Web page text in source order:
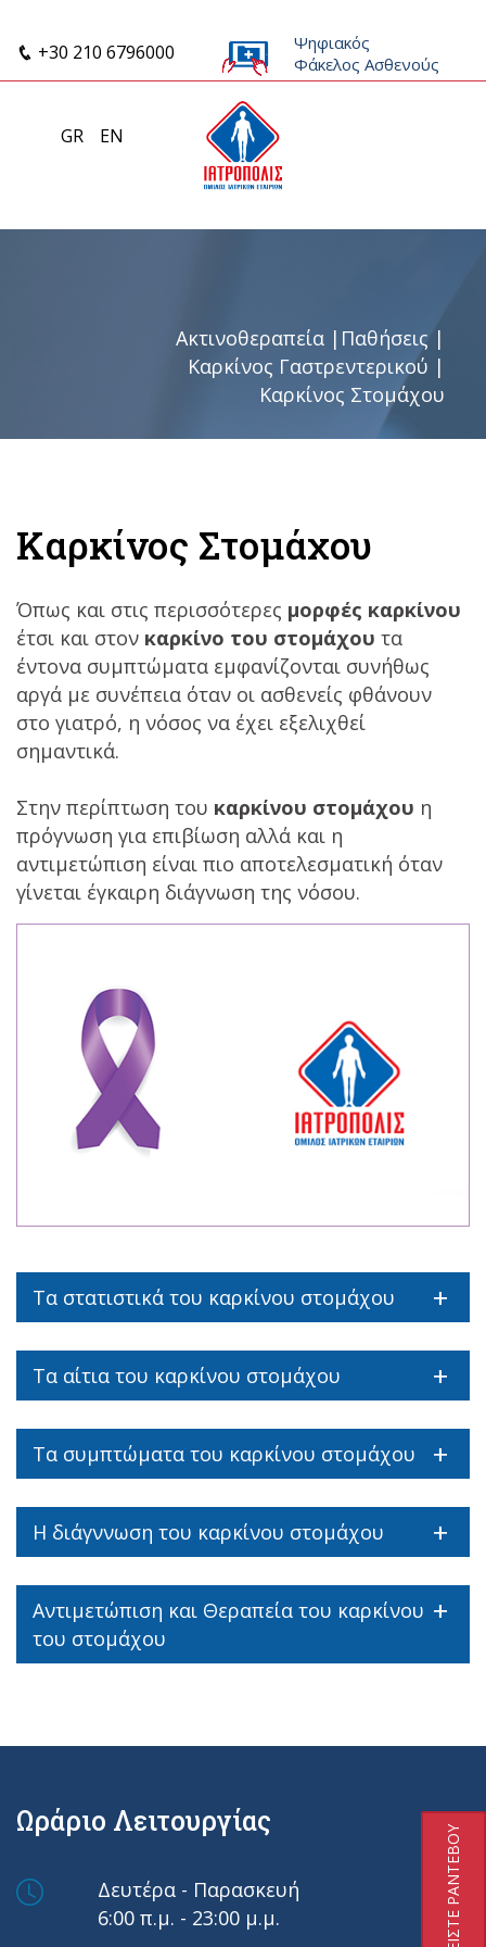
+30 210 6796000
GR EN
Ψηφιακός
Φάκελος Ασθενούς
ΚΛΕΙΣΤΕ ΡΑΝΤΕΒΟΥ
Ακτινοθεραπεία | Παθήσεις |
Καρκίνος Γαστρεντερικού |
Καρκίνος Στομάχου
Καρκίνος Στομάχου
Όπως και στις περισσότερες μορφές καρκίνου
έτσι και στον καρκίνο του στομάχου τα
έντονα συμπτώματα εμφανίζονται συνήθως
αργά με συνέπεια όταν οι ασθενείς φθάνουν
στο γιατρό, η νόσος να έχει εξελιχθεί
σημαντικά.
Στην περίπτωση του καρκίνου στομάχου η
πρόγνωση για επιβίωση αλλά και η
αντιμετώπιση είναι πιο αποτελεσματική όταν
γίνεται έγκαιρη διάγνωση της νόσου.
Τα στατιστικά του καρκίνου στομάχου
Τα αίτια του καρκίνου στομάχου
Τα συμπτώματα του καρκίνου στομάχου
Η διάγννωση του καρκίνου στομάχου
Αντιμετώπιση και Θεραπεία του καρκίνου
του στομάχου
Ωράριο Λειτουργίας
Δευτέρα - Παρασκευή
6:00 π.μ. - 23:00 μ.μ.